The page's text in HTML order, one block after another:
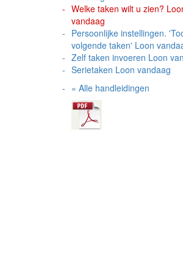
Welke taken wilt u zien?
vandaag
Persoonlijke instellingen.
volgende taken' Loon
Zelf taken invoeren Loon
Serietaken Loon vandaag
« Alle handleidingen